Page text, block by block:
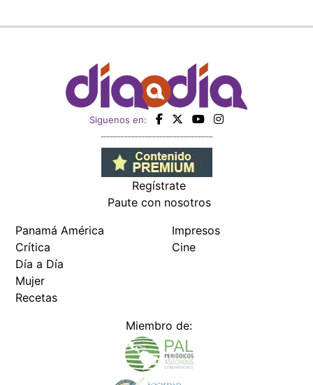
Siguenos en:
Regístrate
Paute con nosotros
Panamá América
Crítica
Día a Día
Mujer
Recetas
Impresos
Cine
Miembro de: